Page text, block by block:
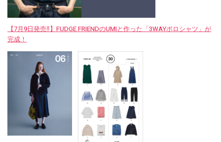
【7月9日発売‼︎】FUDGE FRIENDのUMIと作った「3WAYポロシャツ」が
完成！